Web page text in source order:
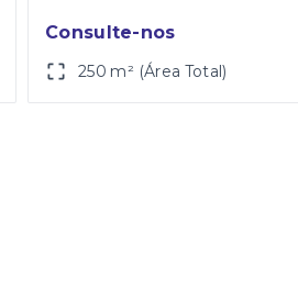
Consulte-nos
250 m² (Área Total)